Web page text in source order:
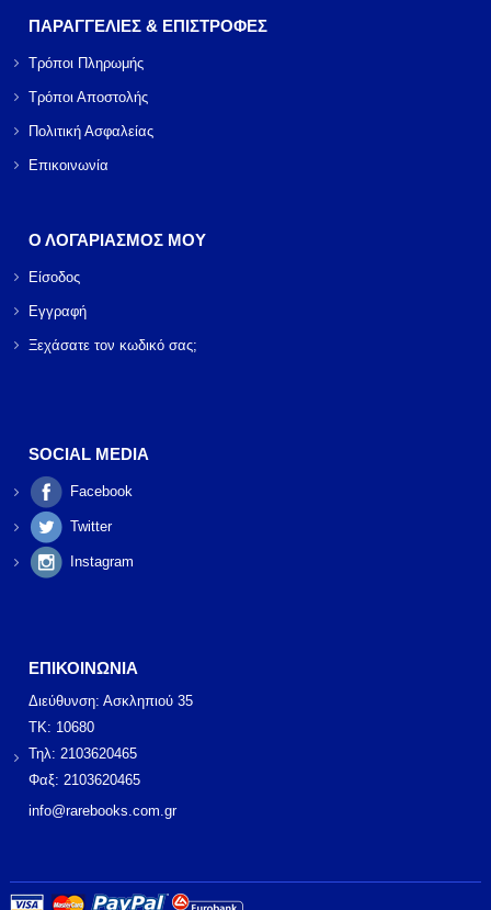
ΠΑΡΑΓΓΕΛΙΕΣ & ΕΠΙΣΤΡΟΦΕΣ
Τρόποι Πληρωμής
Τρόποι Αποστολής
Πολιτική Ασφαλείας
Επικοινωνία
Ο ΛΟΓΑΡΙΑΣΜΟΣ ΜΟΥ
Είσοδος
Εγγραφή
Ξεχάσατε τον κωδικό σας;
SOCIAL MEDIA
Facebook
Twitter
Instagram
ΕΠΙΚΟΙΝΩΝΙΑ
Διεύθυνση: Ασκληπιού 35
ΤΚ: 10680
Τηλ: 2103620465
Φαξ: 2103620465
info@rarebooks.com.gr